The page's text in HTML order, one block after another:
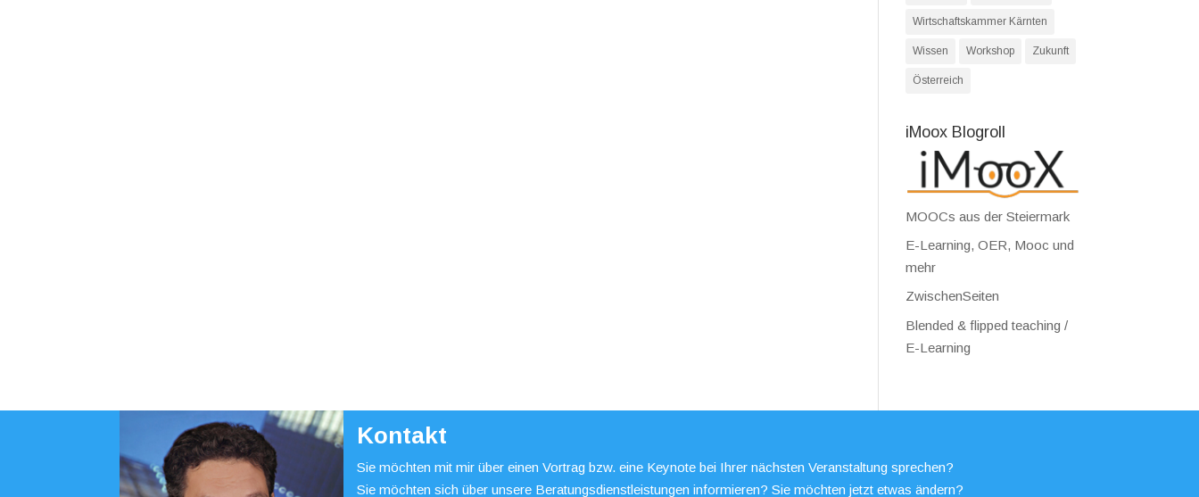
Wirtschaftskammer Kärnten
Wissen Workshop Zukunft
Österreich
iMoox Blogroll
MOOCs aus der Steiermark
E-Learning, OER, Mooc und
mehr
ZwischenSeiten
Blended & flipped teaching /
E-Learning
Kontakt
Sie möchten mit mir über einen Vortrag bzw. eine Keynote bei Ihrer nächsten Veranstaltung sprechen?
Sie möchten sich über unsere Beratungsdienstleistungen informieren? Sie möchten jetzt etwas ändern?